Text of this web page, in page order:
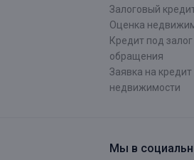
Залоговый
Оценка
Кредит под
обращения
Заявка на кредит
недвижимости
Мы в